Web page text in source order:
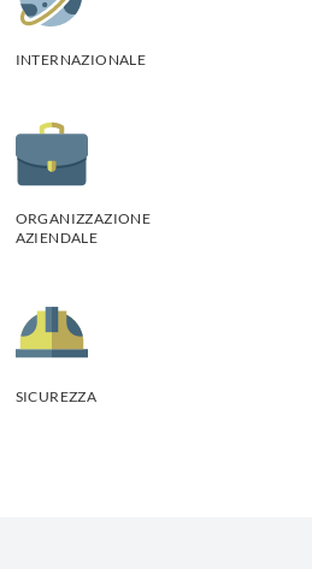
INTERNAZIONALE
ORGANIZZAZIONE
AZIENDALE
SICUREZZA